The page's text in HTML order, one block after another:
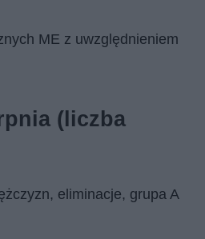
ME z uwzględnieniem
(liczba
eliminacje, grupa A